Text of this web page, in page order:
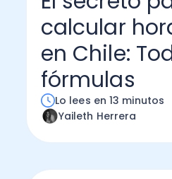
Administración
Ver todo
Software Factura y
Ver Todo
Kits
Autores
calcular
en Chile:
fórmulas
Lo lees en 13 minutos
Yaileth Herrera